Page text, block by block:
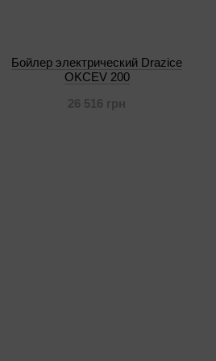
Бойлер электрический Drazice
OKCEV 200
26 516 грн